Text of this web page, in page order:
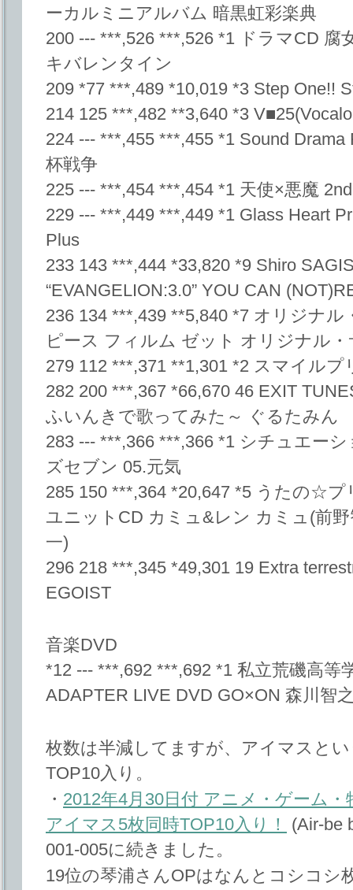
ーカルミニアルバム 暗黒虹彩楽典
200 --- ***,526 ***,526 *1 ドラマCD 腐
キバレンタイン
209 *77 ***,489 *10,019 *3 Step One!!
214 125 ***,482 **3,640 *3
224 --- ***,455 ***,455 *1 Sound
杯戦争
225 --- ***,454 ***,454 *1 天使×悪魔
229 --- ***,449 ***,449 *1 Glass Heart
Plus
233 143 ***,444 *33,820 *9 Shiro
“EVANGELION:3.0” YOU CAN
236 134 ***,439 **5,840 *7 オリジナ
ピース フィルム ゼット オリジナル
279 112 ***,371 **1,301 *2 スマイル
282 200 ***,367 *66,670 46 EXIT
ふいんきで歌ってみた～ ぐるたみん
283 --- ***,366 ***,366 *1 シチュエー
ズセブン 05.元気
285 150 ***,364 *20,647 *5 うたの☆
ユニットCD カミュ&レン カミュ(前
一)
296 218 ***,345 *49,301 19 Extra
EGOIST
音楽DVD
*12 --- ***,692 ***,692 *1 私立荒磯高等
ADAPTER LIVE DVD GO×ON 森川智
枚数は半減してますが、アイマスと
TOP10入り。
・ 2012年4月30日付 アニメ・ゲーム
アイマス5枚同時TOP10入り！
(Air-be
001-005に続きました。
19位の琴浦さんOPはなんとコシコシ